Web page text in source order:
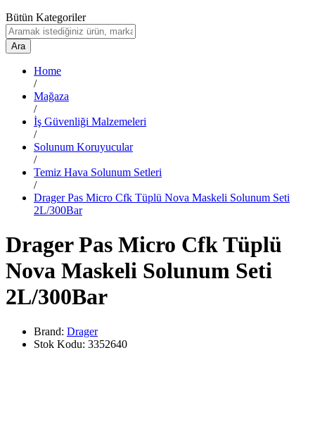
Bütün Kategoriler
Ara
Home
/
Mağaza
/
İş Güvenliği Malzemeleri
/
Solunum Koruyucular
/
Temiz Hava Solunum Setleri
/
Drager Pas Micro Cfk Tüplü Nova Maskeli Solunum Seti
2L/300Bar
Drager Pas Micro Cfk Tüplü
Nova Maskeli Solunum Seti
2L/300Bar
Brand: Drager
Stok Kodu: 3352640